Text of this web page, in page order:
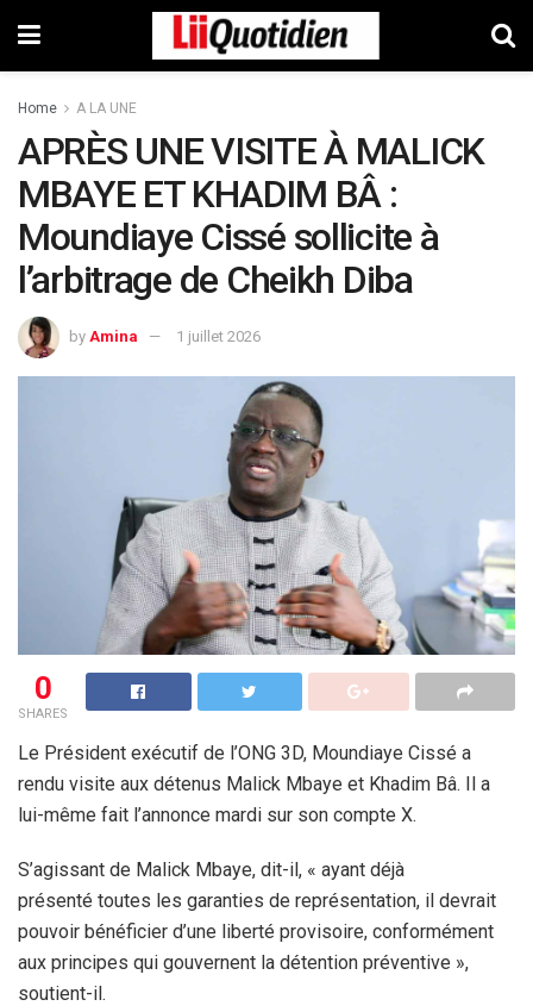
Home A LA UNE
APRÈS UNE VISITE À MALICK
MBAYE ET KHADIM BÂ :
Moundiaye Cissé sollicite à
l’arbitrage de Cheikh Diba
by Amina 1 juillet 2026
0
SHARES
Le Président exécutif de l’ONG 3D, Moundiaye Cissé a
rendu visite aux détenus Malick Mbaye et Khadim Bâ. Il a
lui-même fait l’annonce mardi sur son compte X.
S’agissant de Malick Mbaye, dit-il, « ayant déjà
présenté toutes les garanties de représentation, il devrait
pouvoir bénéficier d’une liberté provisoire, conformément
aux principes qui gouvernent la détention préventive »,
soutient-il.